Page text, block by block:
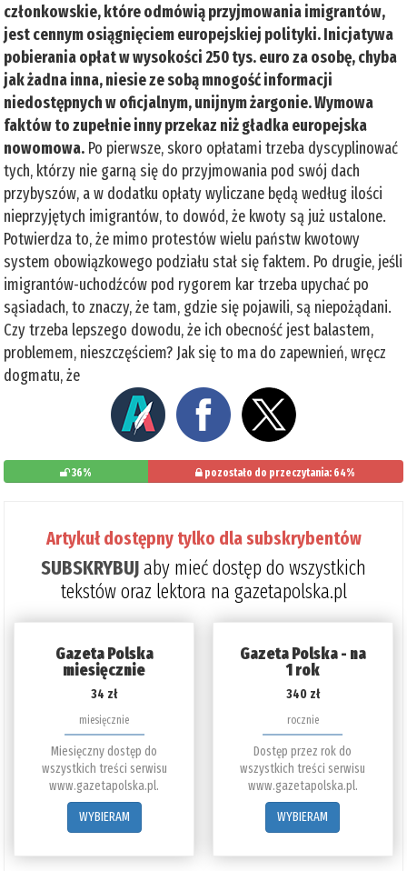
członkowskie, które odmówią przyjmowania imigrantów,
jest cennym osiągnięciem europejskiej polityki. Inicjatywa
pobierania opłat w wysokości 250 tys. euro za osobę, chyba
jak żadna inna, niesie ze sobą mnogość informacji
niedostępnych w oficjalnym, unijnym żargonie. Wymowa
faktów to zupełnie inny przekaz niż gładka europejska
nowomowa. Po pierwsze, skoro opłatami trzeba dyscyplinować
tych, którzy nie garną się do przyjmowania pod swój dach
przybyszów, a w dodatku opłaty wyliczane będą według ilości
nieprzyjętych imigrantów, to dowód, że kwoty są już ustalone.
Potwierdza to, że mimo protestów wielu państw kwotowy
system obowiązkowego podziału stał się faktem. Po drugie, jeśli
imigrantów-uchodźców pod rygorem kar trzeba upychać po
sąsiadach, to znaczy, że tam, gdzie się pojawili, są niepożądani.
Czy trzeba lepszego dowodu, że ich obecność jest balastem,
problemem, nieszczęściem? Jak się to ma do zapewnień, wręcz
dogmatu, że
36% pozostało do przeczytania: 64%
Artykuł dostępny tylko dla subskrybentów
SUBSKRYBUJaby mieć dostęp do wszystkich
tekstów oraz lektora na gazetapolska.pl
Gazeta Polska
miesięcznie
34 zł
miesięcznie
Miesięczny dostęp do
wszystkich treści serwisu
www.gazetapolska.pl.
WYBIERAM
Gazeta Polska - na
1 rok
340 zł
rocznie
Dostęp przez rok do
wszystkich treści serwisu
www.gazetapolska.pl.
WYBIERAM